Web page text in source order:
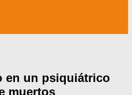
en un psiquiátrico
muertos